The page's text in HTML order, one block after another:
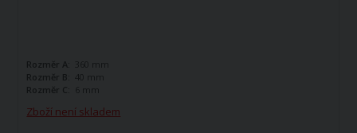
Zboží není skladem
Rozměr A:
360 mm
Rozměr B:
40 mm
Rozměr C: 6 mm